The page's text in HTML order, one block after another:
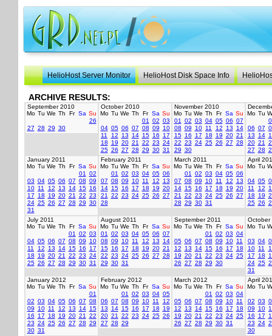
HelioHost Server Monitor HelioHost Disk Space Info
ARCHIVE RESULTS:
September 2010
Mo Tu We Th Fr Sa Su
26
27 28 29 30
October 2010
Mo Tu We Th Fr Sa Su
01
02 03
04 05 06 07 08 09
10
11
12 13 14 15 16
17
18
19 20 21 22 23 24
25 26 27 28 29 30 31
November 2010
Mo Tu We Th Fr Sa Su
01
02 03 04 05 06 07
08 09 10 11 12 13
14
15 16 17 18 19 20 21
22 23 24 25 26 27 28
29 30
Mo Tu
06 07
13
14
20 21
27 28
January 2011
Mo Tu We Th Fr Sa Su
01
02
03 04 05 06 07 08 09
10 11 12 13 14 15 16
17
18 19 20 21 22 23
24 25 26 27 28 29 30
31
February 2011
Mo Tu We Th Fr Sa Su
01
02 03 04 05 06
07 08 09 10 11 12
13
14 15 16 17 18 19 20
21
22 23 24 25 26 27
28
March 2011
Mo Tu We Th Fr Sa Su
01
02 03 04 05 06
07 08 09 10 11 12
13
14 15 16 17 18 19 20
21
22 23 24 25 26 27
28 29 30 31
April
Mo Tu
04 05
11
12
18
19
25 26
July 2011
Mo Tu We Th Fr Sa Su
01
02 03
04 05 06 07 08 09
10
11
12 13 14 15 16
17
18
19 20 21 22 23 24
25 26 27 28 29 30 31
August 2011
Mo Tu We Th Fr Sa Su
01
02 03 04 05 06 07
08 09 10 11 12 13
14
15 16 17 18 19 20 21
22 23 24 25 26 27 28
29 30 31
September 2011
Mo Tu We Th Fr Sa Su
01
02 03 04
05 06 07 08 09 10 11
12
13 14 15 16 17
18
19 20 21 22 23 24 25
26 27 28 29 30
October
Mo Tu
03 04
10 11
17
18
24 25
31
January 2012
Mo Tu We Th Fr Sa Su
01
02 03 04 05 06 07 08
09
10 11 12 13 14 15
16
17 18 19 20 21
22
23 24 25 26 27 28 29
30 31
February 2012
Mo Tu We Th Fr Sa Su
01
02 03 04 05
06 07 08 09 10 11
12
13
14 15 16 17 18
19
20 21 22 23 24 25 26
27 28 29
March 2012
Mo Tu We Th Fr Sa Su
01
02 03 04
05 06 07 08 09 10 11
12
13 14 15 16 17
18
19 20 21 22 23 24 25
26 27 28 29 30 31
April
Mo Tu
02 03
09
10
16
17
23 24
30